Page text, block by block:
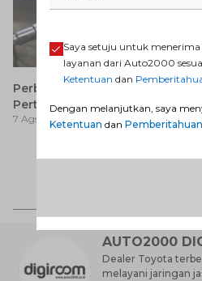
Perbedaan Pertamax dan
Pertalite: Mana yang Lebih
Baik untuk Mobil Toyota
7 Ags 2026
7
7
AUTO2000
Dealer Toyota
melayani jaringan
Saya setuju untuk
layanan dari Auto2000
Ketentuan dan
Dengan melanjutkan, saya
Ketentuan dan